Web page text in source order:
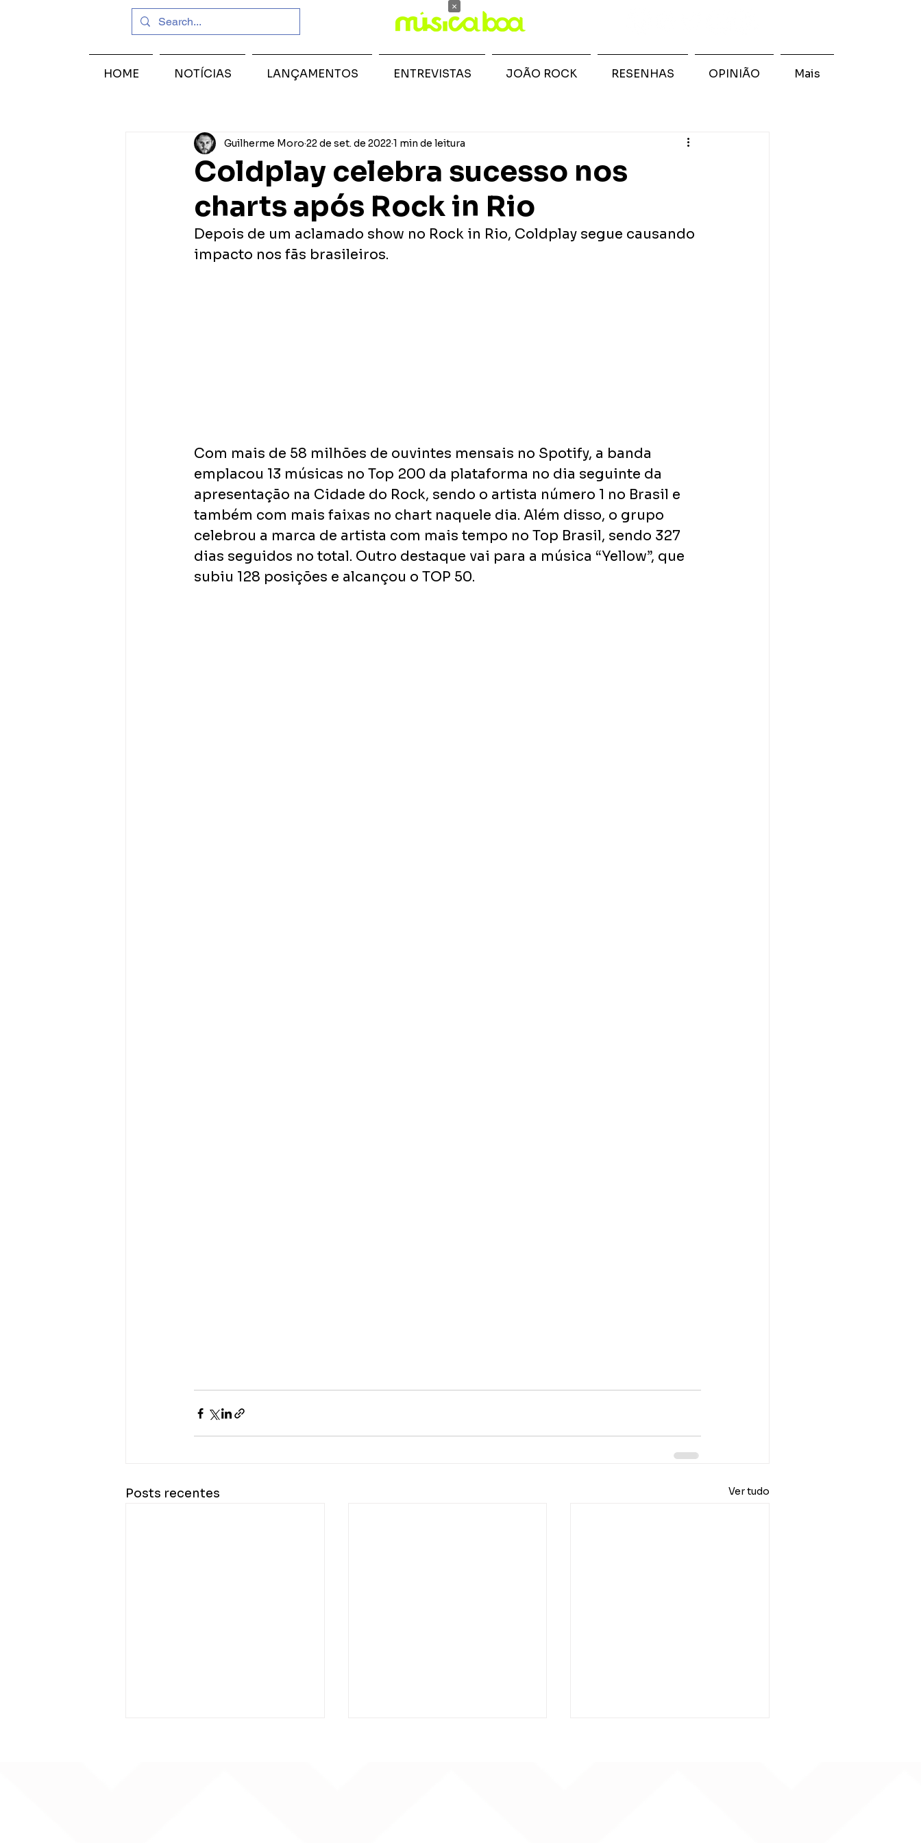
Coldplay celebra sucesso nos
charts após Rock in Rio
Guilherme Moro 22 de set. de 2022 1 min de leitura
Depois de um aclamado show no Rock in Rio, Coldplay segue causando
impacto nos fãs brasileiros.
Com mais de 58 milhões de ouvintes mensais no Spotify, a banda
emplacou 13 músicas no Top 200 da plataforma no dia seguinte da
apresentação na Cidade do Rock, sendo o artista número 1 no Brasil e
também com mais faixas no chart naquele dia. Além disso, o grupo
celebrou a marca de artista com mais tempo no Top Brasil, sendo 327
dias seguidos no total. Outro destaque vai para a música “Yellow”, que
subiu 128 posições e alcançou o TOP 50.
Posts recentes Ver tudo
HOME NOTÍCIAS LANÇAMENTOS ENTREVISTAS JOÃO ROCK RESENHAS OPINIÃO Mais
×